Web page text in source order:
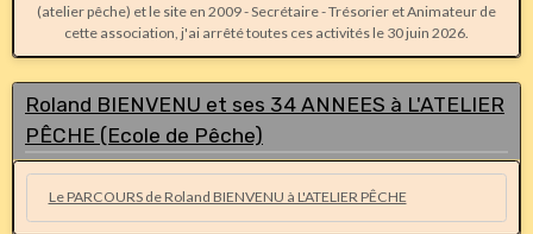
(atelier pêche) et le site en 2009 - Secrétaire - Trésorier et Animateur de
cette association, j'ai arrêté toutes ces activités le 30 juin 2026.
Roland BIENVENU et ses 34 ANNEES à L'ATELIER
PÊCHE (Ecole de Pêche)
Le PARCOURS de Roland BIENVENU à L'ATELIER PÊCHE